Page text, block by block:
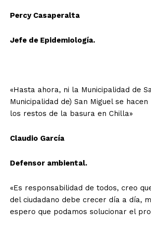
Percy Casaperalta
Jefe de Epidemiología.
«Hasta ahora, ni la Municipalidad de
Municipalidad de) San Miguel se
los restos de la basura en Chilla»
Claudio García
Defensor ambiental.
«Es responsabilidad de todos, creo
del ciudadano debe crecer día a día,
espero que podamos solucionar el